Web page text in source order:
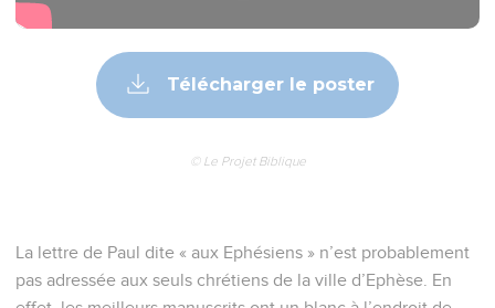
Télécharger le poster
© Le Projet Biblique
La lettre de Paul dite « aux Ephésiens » n’est probablement
pas adressée aux seuls chrétiens de la ville d’Ephèse. En